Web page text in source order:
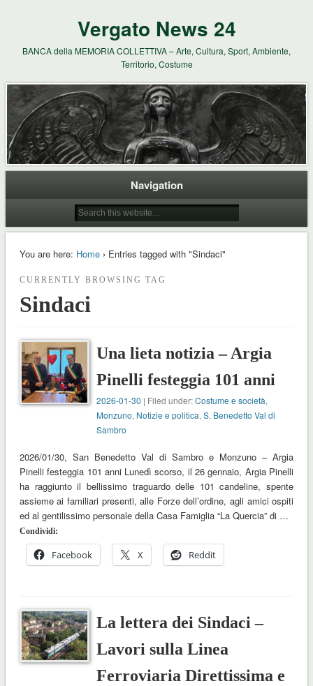
Vergato News 24
BANCA della MEMORIA COLLETTIVA – Arte, Cultura, Sport, Ambiente,
Territorio, Costume
Navigation
You are here: Home› Entries tagged with "Sindaci"
CURRENTLY BROWSING TAG
Sindaci
Una lieta notizia – Argia
Pinelli festeggia 101 anni
2026-01-30 | Filed under:Costume e società,
Monzuno, Notizie e politica,S. Benedetto Val di
Sambro
2026/01/30, San Benedetto Val di Sambro e Monzuno – Argia
Pinelli festeggia 101 anni Lunedì scorso, il 26 gennaio, Argia Pinelli
ha raggiunto il bellissimo traguardo delle 101 candeline, spente
assieme ai familiari presenti, alle Forze dell’ordine, agli amici ospiti
ed al gentilissimo personale della Casa Famiglia “La Quercia” di …
Condividi:
Facebook X Reddit
La lettera dei Sindaci –
Lavori sulla Linea
Ferroviaria Direttissima e